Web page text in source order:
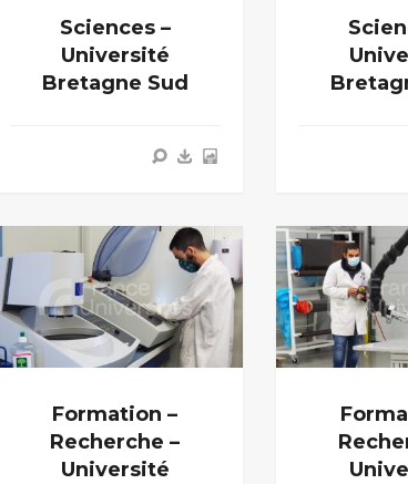
Sciences –
Université
Bretagne Sud
Formation –
Recherche –
Université